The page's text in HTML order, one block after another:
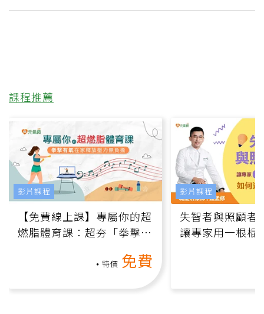
課程推薦
【免費線上課】專屬你的超
燃脂體育課：超夯「拳擊有
特價 免費
影片課程
失智者與照顧者
讓專家用一根棍
影片課程